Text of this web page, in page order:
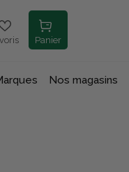
Panier
Nos magasins